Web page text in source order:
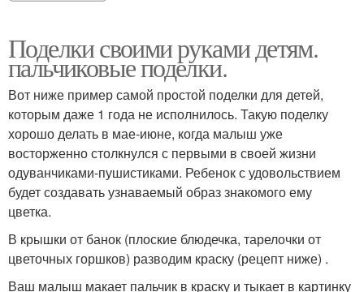
Поделки своими руками детям.
пальчиковые поделки.
Вот ниже пример самой простой поделки для детей,
которым даже 1 года не исполнилось. Такую поделку
хорошо делать в мае-июне, когда малыш уже
восторженно столкнулся с первыми в своей жизни
одуванчиками-пушистиками. Ребенок с удовольствием
будет создавать узнаваемый образ знакомого ему
цветка.
В крышки от банок (плоские блюдечка, тарелочки от
цветочных горшков) разводим краску (рецепт ниже) .
Ваш малыш макает пальчик в краску и тыкает в картинку